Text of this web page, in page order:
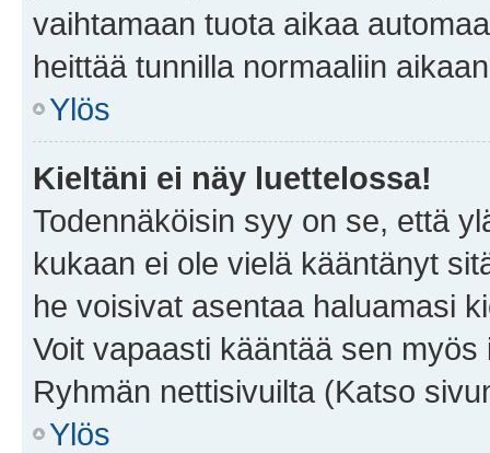
vaihtamaan tuota aikaa
heittää tunnilla normaaliin
Ylös
Kieltäni ei näy luettelossa!
Todennäköisin syy on se, että
kukaan ei ole vielä kääntänyt
he voisivat asentaa haluamasi
Voit vapaasti kääntää sen
Ryhmän nettisivuilta (Katso
Ylös